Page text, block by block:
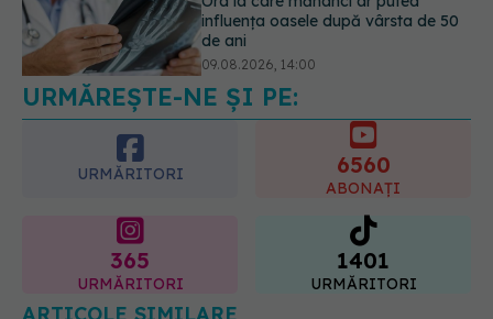
de ani
09.08.2026, 14:00
Cum alegem alimentele pe timp de
caniculă. Recomandările
URMĂREȘTE-NE ȘI PE:
URMĂRITORI 6560
ABONAȚI
365
URMĂRITORI
1401
URMĂRITORI